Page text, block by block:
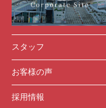
スタッフ
お客様の声
採用情報